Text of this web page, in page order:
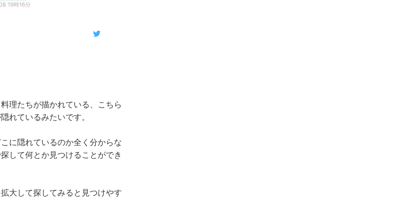
19時16分
理たちが描かれている、こちら
れているみたいです。
に隠れているのか全く分からな
して何とか見つけることができ
大して探してみると見つけやす